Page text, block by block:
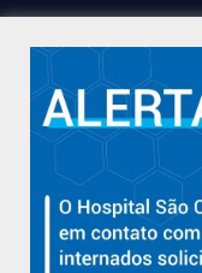
Hospital São Camilo
com qualidade,
Aracruz e região.